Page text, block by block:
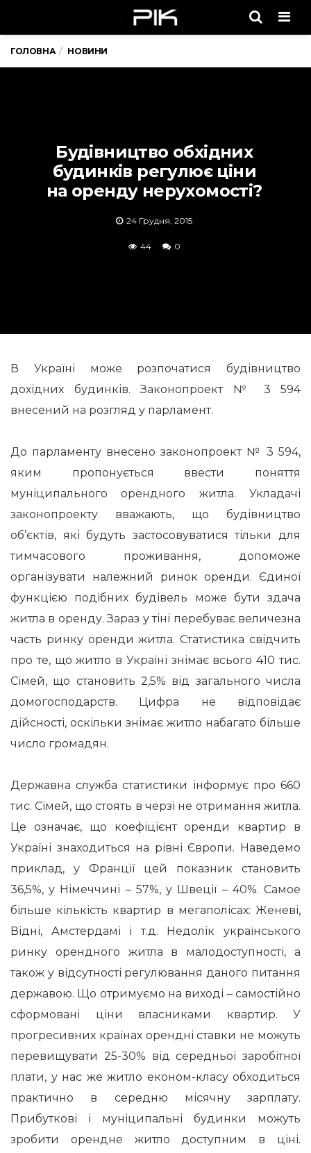
ГОЛОВНА НОВИНИ
Будівництво обхідних
будинків регулює ціни
на оренду нерухомості?
24 Грудня, 2015
44 0
В Україні може розпочатися будівництво
дохідних будинків. Законопроект № 3 594
внесений на розгляд у парламент.
До парламенту внесено законопроект № 3 594,
яким пропонується ввести поняття
муніципального орендного житла. Укладачі
законопроекту вважають, що будівництво
об’єктів, які будуть застосовуватися тільки для
тимчасового проживання, допоможе
організувати належний ринок оренди. Єдиної
функцією подібних будівель може бути здача
житла в оренду. Зараз у тіні перебуває величезна
чаcть ринку оренди житла. Статистика свідчить
про те, що житло в Україні знімає всього 410 тис.
Сімей, що становить 2,5% від загального числа
домогосподарств. Цифра не відповідає
дійсності, оскільки знімає житло набагато більше
число громадян.
Державна служба статистики інформує про 660
тис. Cімей, що стоять в черзі не отримання житла.
Це означає, що коефіцієнт оренди квартир в
Україні знаходиться на рівні Європи. Наведемо
приклад, у Франції цей показник становить
36,5%, у Німеччині – 57%, у Швеції – 40%. Самое
більше кількість квартир в мегаполісах: Женеві,
Відні, Амстердамі і т.д. Недолік українського
ринку орендного житла в малодоступності, а
також у відсутності регулювання даного питання
державою. Що отримуємо на виході – самостійно
сформовані ціни власниками квартир. У
прогресивних країнах орендні ставки не можуть
перевищувати 25-30% від середньої заробітної
плати, у нас же житло економ-класу обходиться
практично в середню місячну зарплату.
Прибуткові і муніципальні будинки можуть
зробити орендне житло доступним в ціні.